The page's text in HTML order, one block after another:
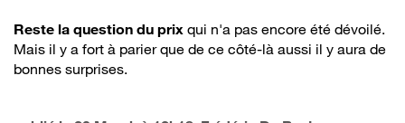
Reste la question du prix qui n'a pas encore été dévoilé.
Mais il y a fort à parier que de ce côté-là aussi il y aura de
bonnes surprises.